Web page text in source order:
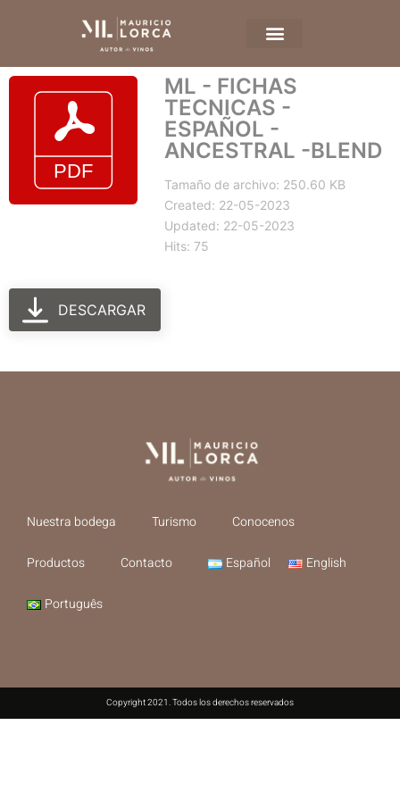
ML - FICHAS
TECNICAS -
ESPAÑOL -
ANCESTRAL -BLEND
Tamaño de archivo: 250.60 KB
Created: 22-05-2023
Updated: 22-05-2023
Hits: 75
DESCARGAR
Nuestra bodega Turismo Conocenos
Productos Contacto Español English
Português
Copyright 2021. Todos los derechos reservados